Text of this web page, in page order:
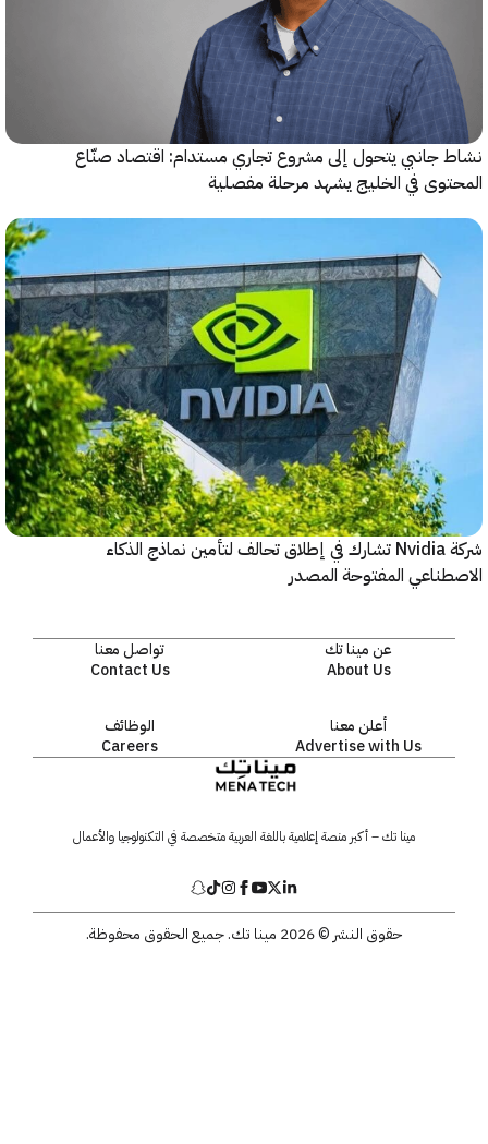
جانبي يتحول إلى مشروع تجاري مستدام: اقتصاد صنّاع
في الخليج يشهد مرحلة مفصلية
شركة Nvidia تشارك في إطلاق تحالف لتأمين نماذج الذكاء
المفتوحة المصدر
عن مينا تك
About Us
تواصل معنا
Contact Us
أعلن معنا
Advertise with Us
الوظائف
Careers
مينا تك – أكبر منصة إعلامية باللغة العربية متخصصة في التكنولوجيا والأعمال
حقوق النشر © 2026 مينا تك. جميع الحقوق محفوظة.